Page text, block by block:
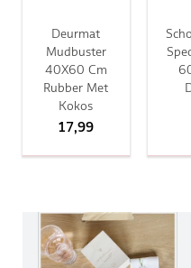
Deurmat
Mudbuster
40X60 Cm
Rubber Met
Kokos
17,99